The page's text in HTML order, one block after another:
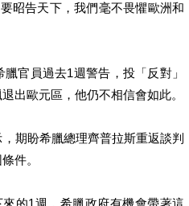
昭告天下，我們毫不畏懼歐洲和
官員過去1週警告，投「反對」
出歐元區，他仍不相信會如此。
期盼希臘總理齊普拉斯重返談判
件。
的1週，希臘政府有機會帶著這